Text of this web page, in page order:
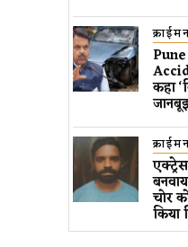
कहा
चोर
किया